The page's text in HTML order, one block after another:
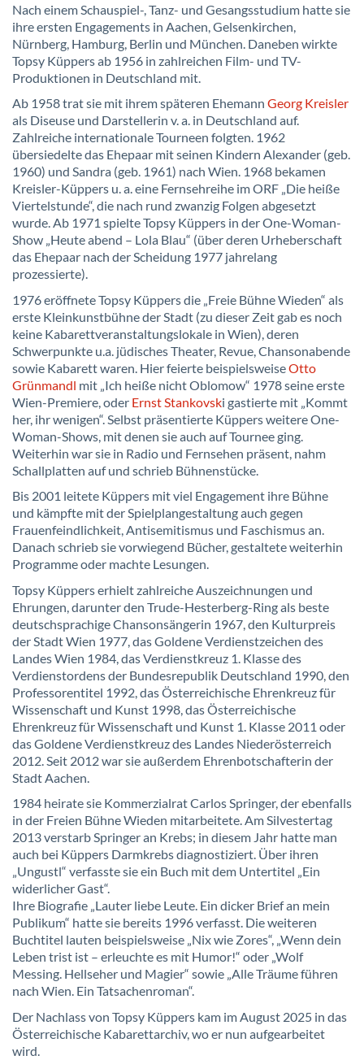
Nach einem Schauspiel-, Tanz- und Gesangsstudium hatte sie
ihre ersten Engagements in Aachen, Gelsenkirchen,
Nürnberg, Hamburg, Berlin und München. Daneben wirkte
Topsy Küppers ab 1956 in zahlreichen Film- und TV-
Produktionen in Deutschland mit.
Ab 1958 trat sie mit ihrem späteren Ehemann Georg Kreisler
als Diseuse und Darstellerin v. a. in Deutschland auf.
Zahlreiche internationale Tourneen folgten. 1962
übersiedelte das Ehepaar mit seinen Kindern Alexander (geb.
1960) und Sandra (geb. 1961) nach Wien. 1968 bekamen
Kreisler-Küppers u. a. eine Fernsehreihe im ORF „Die heiße
Viertelstunde“, die nach rund zwanzig Folgen abgesetzt
wurde. Ab 1971 spielte Topsy Küppers in der One-Woman-
Show „Heute abend – Lola Blau“ (über deren Urheberschaft
das Ehepaar nach der Scheidung 1977 jahrelang
prozessierte).
1976 eröffnete Topsy Küppers die „Freie Bühne Wieden“ als
erste Kleinkunstbühne der Stadt (zu dieser Zeit gab es noch
keine Kabarettveranstaltungslokale in Wien), deren
Schwerpunkte u.a. jüdisches Theater, Revue, Chansonabende
sowie Kabarett waren. Hier feierte beispielsweiseOtto
Grünmandl mit „Ich heiße nicht Oblomow“ 1978 seine erste
Wien-Premiere, oder Ernst Stankovski gastierte mit „Kommt
her, ihr wenigen“. Selbst präsentierte Küppers weitere One-
Woman-Shows, mit denen sie auch auf Tournee ging.
Weiterhin war sie in Radio und Fernsehen präsent, nahm
Schallplatten auf und schrieb Bühnenstücke.
Bis 2001 leitete Küppers mit viel Engagement ihre Bühne
und kämpfte mit der Spielplangestaltung auch gegen
Frauenfeindlichkeit, Antisemitismus und Faschismus an.
Danach schrieb sie vorwiegend Bücher, gestaltete weiterhin
Programme oder machte Lesungen.
Topsy Küppers erhielt zahlreiche Auszeichnungen und
Ehrungen, darunter den Trude-Hesterberg-Ring als beste
deutschsprachige Chansonsängerin 1967, den Kulturpreis
der Stadt Wien 1977, das Goldene Verdienstzeichen des
Landes Wien 1984, das Verdienstkreuz 1. Klasse des
Verdienstordens der Bundesrepublik Deutschland 1990, den
Professorentitel 1992, das Österreichische Ehrenkreuz für
Wissenschaft und Kunst 1998, das Österreichische
Ehrenkreuz für Wissenschaft und Kunst 1. Klasse 2011 oder
das Goldene Verdienstkreuz des Landes Niederösterreich
2012. Seit 2012 war sie außerdem Ehrenbotschafterin der
Stadt Aachen.
1984 heirate sie Kommerzialrat Carlos Springer, der ebenfalls
in der Freien Bühne Wieden mitarbeitete. Am Silvestertag
2013 verstarb Springer an Krebs; in diesem Jahr hatte man
auch bei Küppers Darmkrebs diagnostiziert. Über ihren
„Ungustl“ verfasste sie ein Buch mit dem Untertitel „Ein
widerlicher Gast“.
Ihre Biografie „Lauter liebe Leute. Ein dicker Brief an mein
Publikum“ hatte sie bereits 1996 verfasst. Die weiteren
Buchtitel lauten beispielsweise „Nix wie Zores“, „Wenn dein
Leben trist ist – erleuchte es mit Humor!“ oder „Wolf
Messing. Hellseher und Magier“ sowie „Alle Träume führen
nach Wien. Ein Tatsachenroman“.
Der Nachlass von Topsy Küppers kam im August 2025 in das
Österreichische Kabarettarchiv, wo er nun aufgearbeitet
wird.